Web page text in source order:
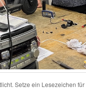
Setze ein Lesezeichen für